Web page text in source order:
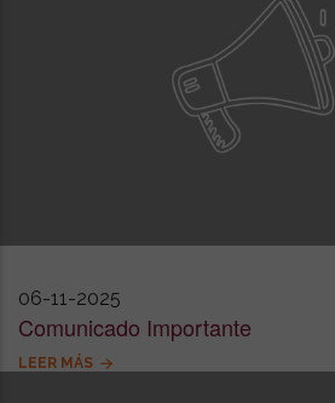
06-11-2025
Comunicado Importante
LEER MÁS